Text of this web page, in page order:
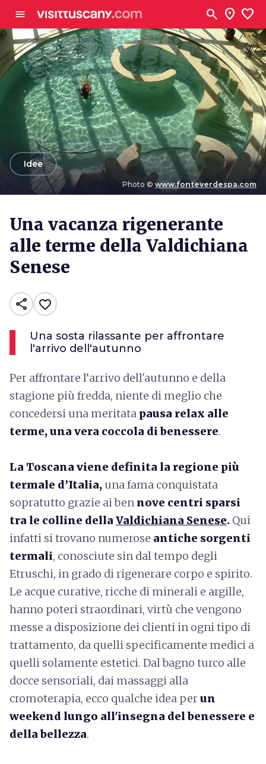
menu search location_on favorite
Photo © www.fonteverdespa.com
arrow_backIdee
Una vacanza rigenerante
alle terme della Valdichiana
Senese
share favorite_border
Una sosta rilassante per affrontare
l'arrivo dell'autunno
Per affrontare l’arrivo dell'autunno e della
stagione più fredda, niente di meglio che
concedersi una meritata pausa relax alle
terme, una vera coccola di benessere.
La Toscana viene definita la regione più
termale d’Italia, una fama conquistata
sopratutto grazie ai ben nove centri sparsi
tra le colline della Valdichiana Senese. Qui
infatti si trovano numerose antiche sorgenti
termali, conosciute sin dal tempo degli
Etruschi, in grado di rigenerare corpo e spirito.
Le acque curative, ricche di minerali e argille,
hanno poteri straordinari, virtù che vengono
messe a disposizione dei clienti in ogni tipo di
trattamento, da quelli specificamente medici a
quelli solamente estetici. Dal bagno turco alle
docce sensoriali, dai massaggi alla
cromoterapia, ecco qualche idea perun
weekend lungo all'insegna del benessere e
della bellezza.